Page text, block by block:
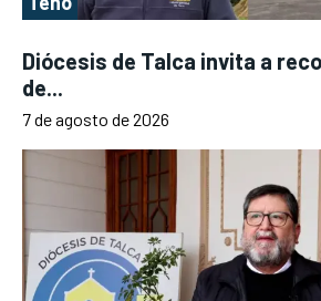
Diócesis de Talca invita a
de...
7 de agosto de 2026